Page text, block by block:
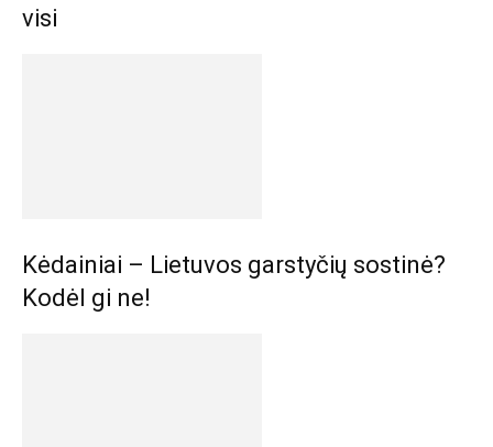
visi
Kėdainiai – Lietuvos garstyčių sostinė?
Kodėl gi ne!